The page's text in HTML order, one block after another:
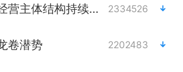
上半年我国经营主体结构持续优化 2334526
卷潜势 2202483